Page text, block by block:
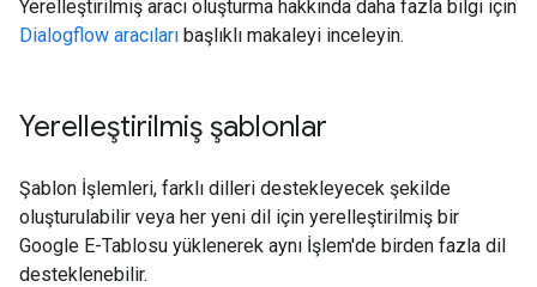
Yerelleştirilmiş aracı oluşturma hakkında daha fazla bilgi için
Dialogflow aracıları başlıklı makaleyi inceleyin.
Yerelleştirilmiş şablonlar
Şablon İşlemleri, farklı dilleri destekleyecek şekilde
oluşturulabilir veya her yeni dil için yerelleştirilmiş bir
Google E-Tablosu yüklenerek aynı İşlem'de birden fazla dil
desteklenebilir.